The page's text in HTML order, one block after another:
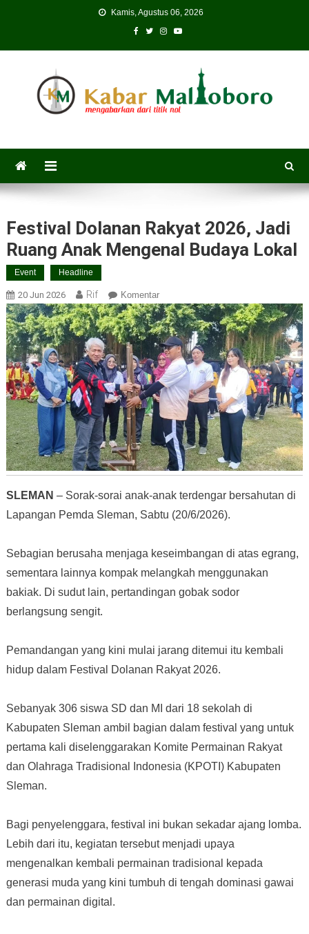
Kamis, Agustus 06, 2026
Festival Dolanan Rakyat 2026, Jadi
Ruang Anak Mengenal Budaya Lokal
Event Headline
20 Jun 2026 Rif Komentar
SLEMAN – Sorak-sorai anak-anak terdengar bersahutan di
Lapangan Pemda Sleman, Sabtu (20/6/2026).
Sebagian berusaha menjaga keseimbangan di atas egrang,
sementara lainnya kompak melangkah menggunakan
bakiak. Di sudut lain, pertandingan gobak sodor
berlangsung sengit.
Pemandangan yang kini mulai jarang ditemui itu kembali
hidup dalam Festival Dolanan Rakyat 2026.
Sebanyak 306 siswa SD dan MI dari 18 sekolah di
Kabupaten Sleman ambil bagian dalam festival yang untuk
pertama kali diselenggarakan Komite Permainan Rakyat
dan Olahraga Tradisional Indonesia (KPOTI) Kabupaten
Sleman.
Bagi penyelenggara, festival ini bukan sekadar ajang lomba.
Lebih dari itu, kegiatan tersebut menjadi upaya
mengenalkan kembali permainan tradisional kepada
generasi muda yang kini tumbuh di tengah dominasi gawai
dan permainan digital.